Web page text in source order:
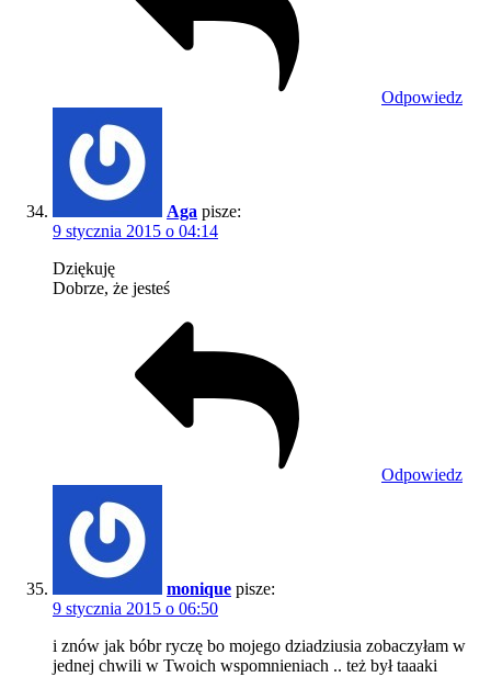
Odpowiedz
Aga pisze:
9 stycznia 2015 o 04:14
Dziękuję
Dobrze, że jesteś
Odpowiedz
monique pisze:
9 stycznia 2015 o 06:50
i znów jak bóbr ryczę bo mojego dziadziusia zobaczyłam w
jednej chwili w Twoich wspomnieniach .. też był taaaki